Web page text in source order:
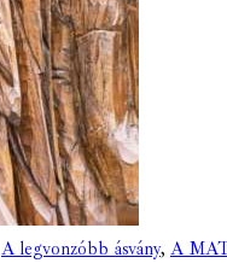
A legvonzóbb ásvány, A